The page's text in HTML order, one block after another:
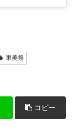
東美祭
コピー